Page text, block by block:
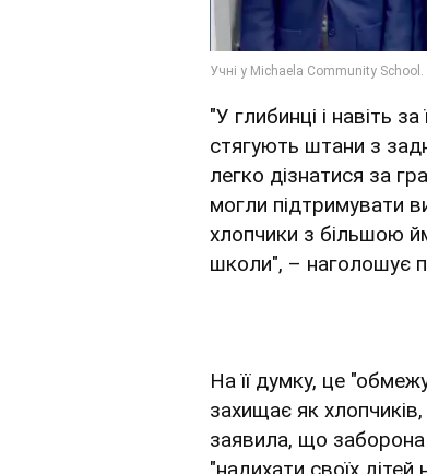
"У глибинці і навіть
стягують штани з
легко дізнатися за
могли підтримувати
хлопчики з більшою
школи", – наголошує
На її думку, це
захищає як
заявила, що
"надихати своїх дітей